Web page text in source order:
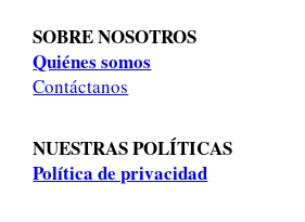
SOBRE NOSOTROS
Quiénes somos
Contáctanos
NUESTRAS POLÍTICAS
Política de privacidad